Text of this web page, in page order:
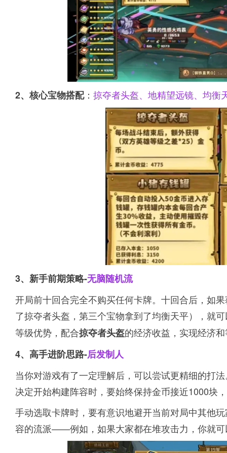
2、核心宝物搭配： 掠夺者头盔、地精望远镜、均衡
3、新手前期策略-无脑随机流
开局前十回合完全不购买任何卡牌。十回合后，如
了掠夺者头盔，第三个宝物拿到了均衡天平），就
等级优势，配合掠夺者头盔的经济收益，实现经济
4、高手进阶思路-后发制人
当你对游戏有了一定理解后，可以尝试更精细的打
决定开始构建阵容时，要始终保持金币接近1000块
手动选取卡牌时，要有意识地避开当前对局中其他
容的流派——例如，如果大家都在堆攻击力，你就